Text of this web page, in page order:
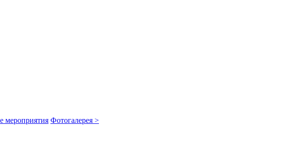
мероприятия Фотогалерея >